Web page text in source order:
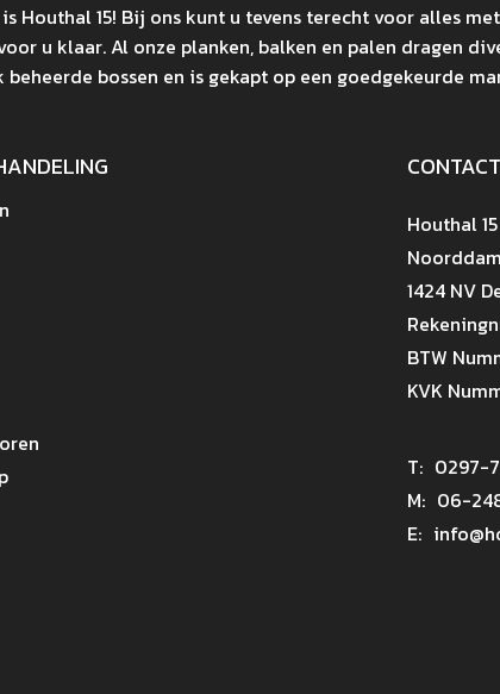
Houthal 15! Bij ons kunt u tevens terecht voor alles
u klaar. Al onze planken, balken en palen dragen
bossen en is gekapt op een goedgekeurde
CONTACT
Houthal
1424 NV
BTW
KVK
T: 0297-
M: 06-
E: